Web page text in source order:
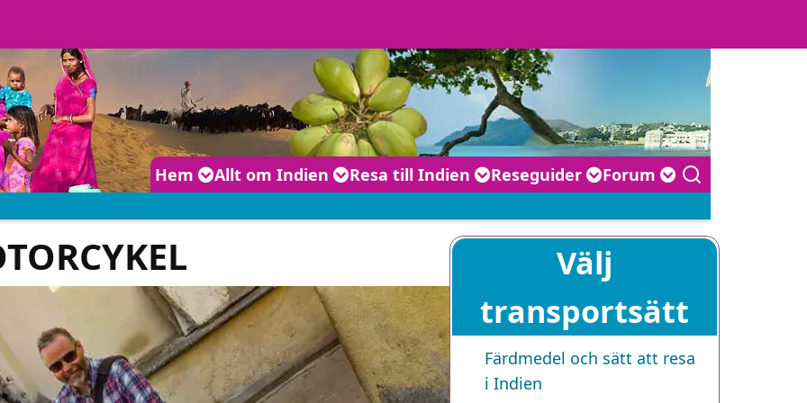
Huvudmeny
Hem Allt om Indien Resa till Indien Reseguider Forum
Välj
transportsätt
Färdmedel och sätt att resa
i Indien